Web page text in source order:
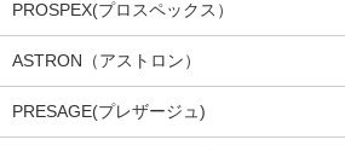
PROSPEX(プロスペックス）
ASTRON（アストロン）
PRESAGE(プレザージュ)